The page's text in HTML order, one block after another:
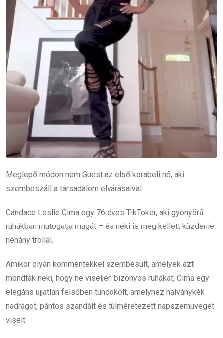
Meglepő módon nem Guest az első korabeli nő, aki
szembeszáll a társadalom elvárásaival.
Candace Leslie Cima egy 76 éves TikToker, aki gyönyörű
ruhákban mutogatja magát – és neki is meg kellett küzdenie
néhány trollal.
Amikor olyan kommentekkel szembesült, amelyek azt
mondták neki, hogy ne viseljen bizonyos ruhákat, Cima egy
elegáns ujjatlan felsőben tündökölt, amelyhez halványkék
nadrágot, pántos szandált és túlméretezett napszemüveget
viselt.